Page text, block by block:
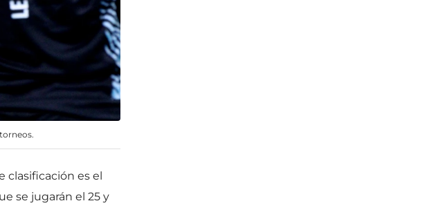
clasificación es el
se jugarán el 25 y